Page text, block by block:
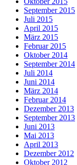
September 2015
Juli 2015
April 2015
März 2015
Februar 2015
Oktober 2014
September 2014
Juli 2014
Juni 2014
März 2014
Februar 2014
Dezember 2013
September 2013
Juni 2013
Mai 2013
April 2013
Dezember 2012
Oktober 2012